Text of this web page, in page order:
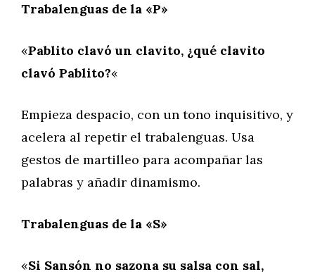
Trabalenguas de la «P»
«Pablito clavó un clavito, ¿qué clavito
clavó Pablito?«
Empieza despacio, con un tono inquisitivo, y
acelera al repetir el trabalenguas. Usa
gestos de martilleo para acompañar las
palabras y añadir dinamismo.
Trabalenguas de la «S»
«Si Sansón no sazona su salsa con sal,